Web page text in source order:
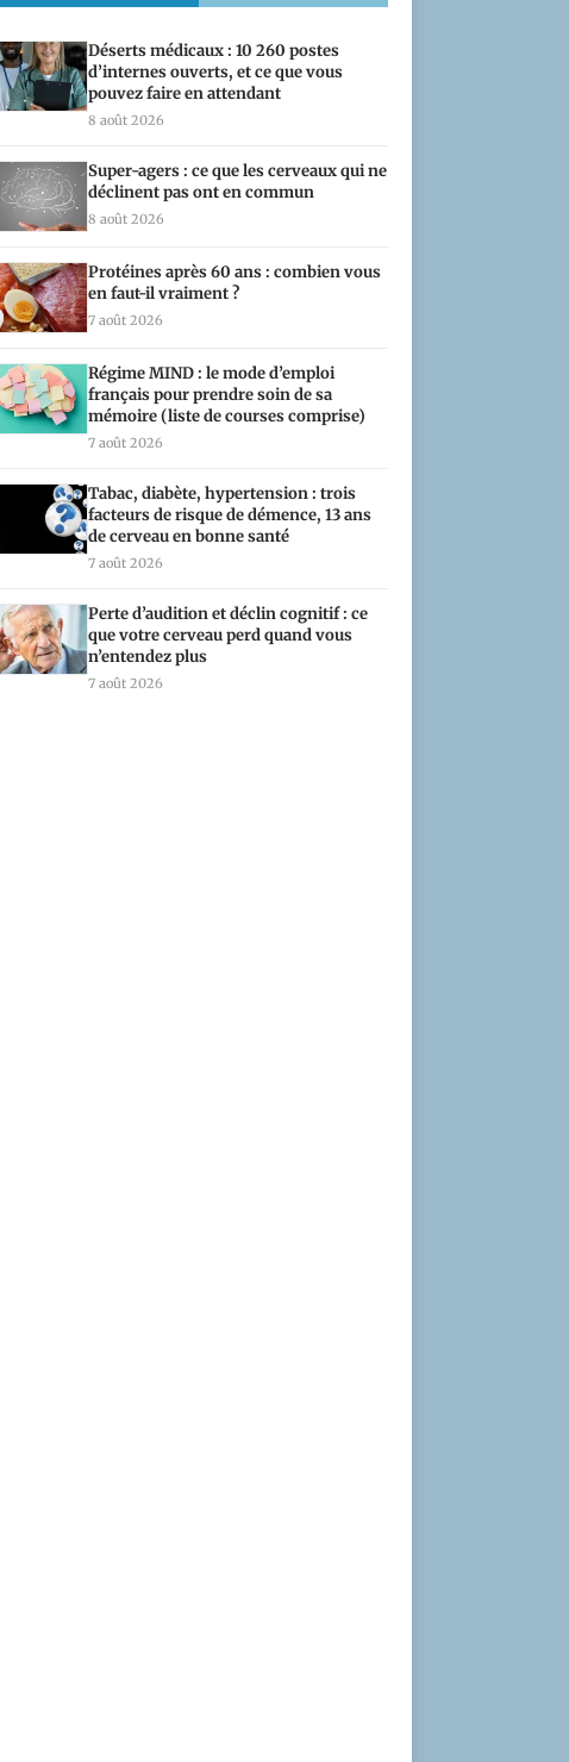
Déserts médicaux : 10 260 postes
d’internes ouverts, et ce que vous
pouvez faire en attendant
8 août 2026
Super-agers : ce que les cerveaux qui ne
déclinent pas ont en commun
8 août 2026
Protéines après 60 ans : combien vous
en faut-il vraiment ?
7 août 2026
Régime MIND : le mode d’emploi
français pour prendre soin de sa
mémoire (liste de courses comprise)
7 août 2026
Tabac, diabète, hypertension : trois
facteurs de risque de démence, 13 ans
de cerveau en bonne santé
7 août 2026
Perte d’audition et déclin cognitif : ce
que votre cerveau perd quand vous
n’entendez plus
7 août 2026